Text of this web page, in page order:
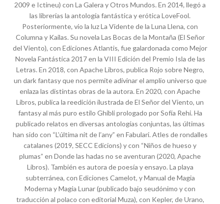
2009 e Ictineu) con La Galera y Otros Mundos. En 2014, llegó a
las librerías la antología fantástica y erótica LoveFool.
Posteriormente, vio la luz La Vidente de la Luna Llena, con
Columna y Kailas. Su novela Las Bocas de la Montaña (El Señor
del Viento), con Ediciones Atlantis, fue galardonada como Mejor
Novela Fantástica 2017 en la VIII Edición del Premio Isla de las
Letras. En 2018, con Apache Libros, publica Rojo sobre Negro,
un dark fantasy que nos permite adivinar el amplio universo que
enlaza las distintas obras de la autora. En 2020, con Apache
Libros, publica la reedición ilustrada de El Señor del Viento, un
fantasy al más puro estilo Ghibli prologado por Sofía Rehi. Ha
publicado relatos en diversas antologías conjuntas, las últimas
han sido con “L’última nit de l’any” en Fabulari. Atles de rondalles
catalanes (2019, SECC Edicions) y con “Niños de hueso y
plumas” en Donde las hadas no se aventuran (2020, Apache
Libros). También es autora de poesía y ensayo. La playa
subterránea, con Ediciones Camelot, y Manual de Magia
Moderna y Magia Lunar (publicado bajo seudónimo y con
traducción al polaco con editorial Muza), con Kepler, de Urano,